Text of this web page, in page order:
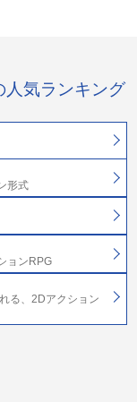
人気ランキング
形式
ョンRPG
る、2Dアクション